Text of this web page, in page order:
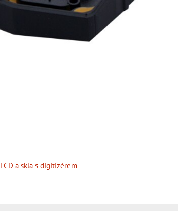
LCD a skla s digitizérem